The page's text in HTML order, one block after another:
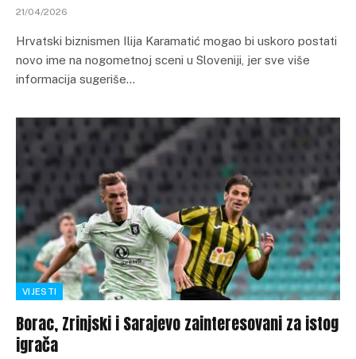
21/04/2026
Hrvatski biznismen Ilija Karamatić mogao bi uskoro postati
novo ime na nogometnoj sceni u Sloveniji, jer sve više
informacija sugeriše…
VIJESTI
Borac, Zrinjski i Sarajevo zainteresovani za istog
igrača